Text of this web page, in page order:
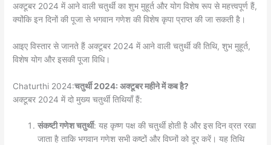
अक्टूबर 2024 में आने वाली चतुर्थी का शुभ मुहूर्त और योग विशेष रूप से महत्त्वपूर्ण हैं,
क्योंकि इन दिनों की पूजा से भगवान गणेश की विशेष कृपा प्राप्त की जा सकती है।
आइए विस्तार से जानते हैं अक्टूबर 2024 में आने वाली चतुर्थी की तिथि, शुभ मुहूर्त,
विशेष योग और इसकी पूजा विधि।
Chaturthi 2024:चतुर्थी 2024: अक्टूबर महीने में कब है?
अक्टूबर 2024 में दो मुख्य चतुर्थी तिथियाँ हैं:
संकष्टी गणेश चतुर्थी: यह कृष्ण पक्ष की चतुर्थी होती है और इस दिन व्रत रखा
जाता है ताकि भगवान गणेश सभी कष्टों और विघ्नों को दूर करें। यह तिथि